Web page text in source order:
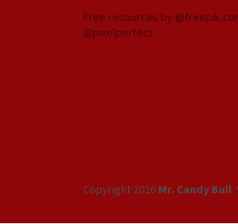
Free resources by
@pixelperfect
Copyright 2026 Mr. Candy Bull.